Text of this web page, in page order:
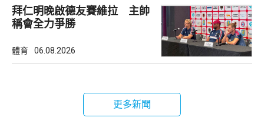
拜仁明晚啟德友賽維拉 主帥
稱會全力爭勝
體育 06.08.2026
更多新聞